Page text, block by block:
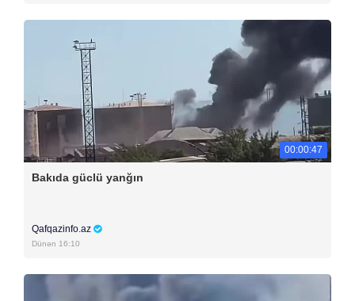
00:00:47
Bakıda güclü yanğın
Qafqazinfo.az
Dünən 16:10